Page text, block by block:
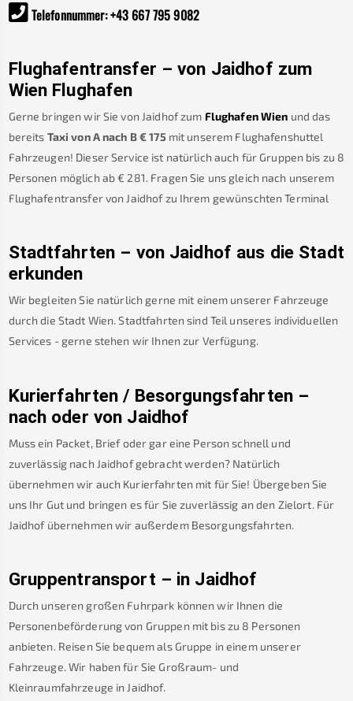
Telefonnummer:+43 667 795 9082
Flughafentransfer – von Jaidhof zum
Wien Flughafen
Gerne bringen wir Sie von Jaidhofzum Flughafen Wien und das
bereits Taxi von A nach B€175 mit unserem Flughafenshuttel
Fahrzeugen! Dieser Service ist natürlich auch für Gruppen bis zu 8
Personen möglich ab € 281. Fragen Sie uns gleich nach unserem
Flughafentransfer von Jaidhof zu Ihrem gewünschten Terminal
Stadtfahrten – von Jaidhof aus die Stadt
erkunden
Wir begleiten Sie natürlich gerne mit einem unserer Fahrzeuge
durch die Stadt Wien. Stadtfahrten sind Teil unseres individuellen
Services - gerne stehen wir Ihnen zur Verfügung.
Kurierfahrten / Besorgungsfahrten –
nach oder von Jaidhof
Muss ein Packet, Brief oder gar eine Person schnell und
zuverlässig nach Jaidhof gebracht werden? Natürlich
übernehmen wir auch Kurierfahrten mit für Sie! Übergeben Sie
uns Ihr Gut und bringen es für Sie zuverlässig an den Zielort. Für
Jaidhof übernehmen wir außerdem Besorgungsfahrten.
Gruppentransport – in Jaidhof
Durch unseren großen Fuhrpark können wir Ihnen die
Personenbeförderung von Gruppen mit bis zu 8 Personen
anbieten. Reisen Sie bequem als Gruppe in einem unserer
Fahrzeuge. Wir haben für Sie Großraum- und
Kleinraumfahrzeuge in Jaidhof.